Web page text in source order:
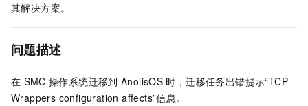
其解决方案。
问题描述
在 SMC 操作系统迁移到 AnolisOS 时，迁移任务出错提示“TCP
Wrappers configuration affects”信息。